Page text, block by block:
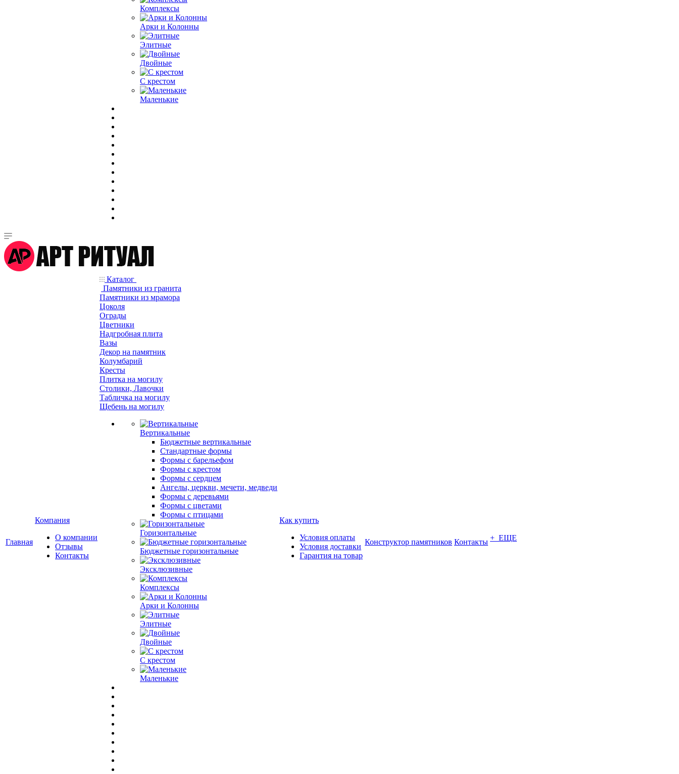
Комплексы
Арки и Колонны
Элитные
Двойные
С крестом
Маленькие
Главная
Компания
О компании
Отзывы
Контакты
Каталог
Памятники из гранита
Памятники из мрамора
Цоколя
Ограды
Цветники
Надгробная плита
Вазы
Декор на памятник
Колумбарий
Кресты
Плитка на могилу
Столики, Лавочки
Табличка на могилу
Щебень на могилу
Вертикальные
Бюджетные вертикальные
Стандартные формы
Формы с барельефом
Формы с крестом
Формы с сердцем
Ангелы, церкви, мечети, медведи
Формы с деревьями
Формы с цветами
Формы с птицами
Горизонтальные
Бюджетные горизонтальные
Эксклюзивные
Комплексы
Арки и Колонны
Элитные
Двойные
С крестом
Маленькие
Как купить
Условия оплаты
Условия доставки
Гарантия на товар
Конструктор памятников Контакты + ЕЩЕ